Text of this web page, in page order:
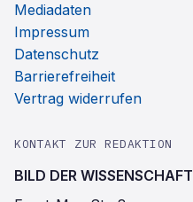
Mediadaten
Impressum
Datenschutz
Barrierefreiheit
Vertrag widerrufen
KONTAKT ZUR REDAKTION
BILD DER WISSENSCHAFT